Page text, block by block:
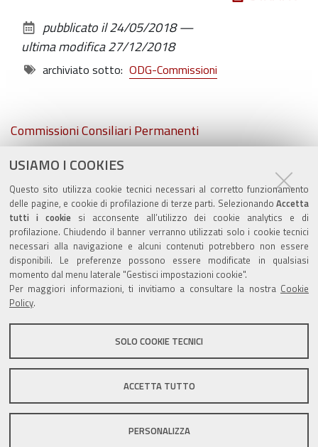
USIAMO I COOKIES
Questo sito utilizza cookie tecnici necessari al corretto funzionamento
delle pagine, e cookie di profilazione di terze parti. Selezionando Accetta
tutti i cookiesi acconsente all’utilizzo dei cookie analytics e di
profilazione. Chiudendo il banner verranno utilizzati solo i cookie tecnici
necessari alla navigazione e alcuni contenuti potrebbero non essere
disponibili. Le preferenze possono essere modificate in qualsiasi
momento dal menu laterale "Gestisci impostazioni cookie".
Per maggiori informazioni, ti invitiamo a consultare la nostra Cookie
Policy.
SOLO COOKIE TECNICI
ACCETTA TUTTO
PERSONALIZZA
documento
pubblicato il24/05/2018—
ultima modifica27/12/2018
archiviato sotto: ODG-Commissioni
Navigazione
Commissioni Consiliari Permanenti
Commissione Elettorale comunale
Lavori delle Commissioni
Valuta questo sito
Sito istituzionale Comune di Zola Predosa
DPO |Accessibilità